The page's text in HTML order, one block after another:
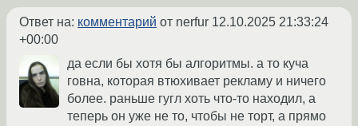
Ответ на: комментарий от nerfur 12.10.2025 21:33:24
+00:00
да если бы хотя бы алгоритмы. а то куча
говна, которая втюхивает рекламу и ничего
более. раньше гугл хоть что-то находил, а
теперь он уже не то, чтобы не торт, а прямо